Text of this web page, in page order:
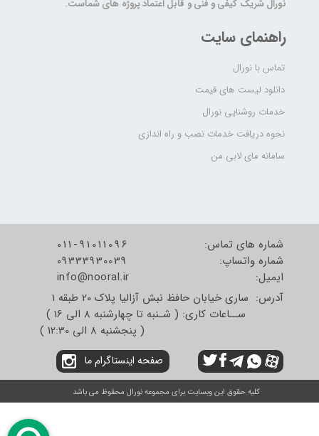
راهنمای سایت
تماس با نورال
دانلود لیست های قیمت
خدمات روشنایی نورال
نحوه دریافت خدمات نصب و راه اندازی
سامانه مای لابی من
نورال شریک کیفی و فنی و قابل اعتماد پروژه های شماست.
شماره های تماس:
شماره واتساپ:
​​​​​​​ایمیل:
011-91011096
09333930039
info@nooral.ir
آدرس: ساری خیابان حافظ نبش آزالیا پلاک 20 طبقه 1
ســاعات کاری: ( شـنبه تا چهارشنبه 8 الی 16 )
( پنجشنبه 8 الی 12:30 )
صفحه اینستاگرام ما
کلیه حقوق این وبسایت برای مجموعه نورال محفوظ می باشد